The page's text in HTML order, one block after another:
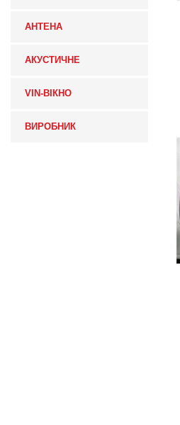
АНТЕНА
АКУСТИЧНЕ
VIN-ВІКНО
ВИРОБНИК